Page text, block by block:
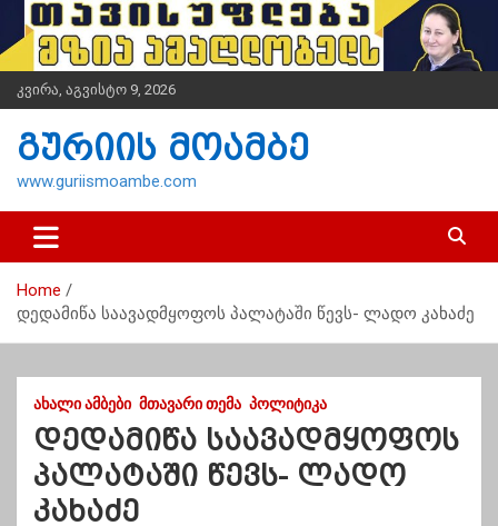
i
t
n
კვირა, აგვისტო 9, 2026
გურიის მოამბე
www.guriismoambe.com
Home
დედამიწა საავადმყოფოს პალატაში წევს- ლადო კახაძე
ᲐᲮᲐᲚᲘ ᲐᲛᲑᲔᲑᲘ ᲛᲗᲐᲕᲐᲠᲘ ᲗᲔᲛᲐ ᲞᲝᲚᲘᲢᲘᲙᲐ
დედამიწა საავადმყოფოს
პალატაში წევს- ლადო
კახაძე